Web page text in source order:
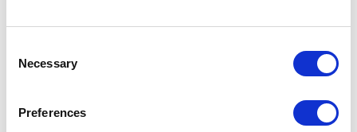
Selection
Necessary
Preferences
acaba en los océanos. Para lograrlo,analiza tus
reciclar? ¿Compras productos o servicios de empresas
, y así